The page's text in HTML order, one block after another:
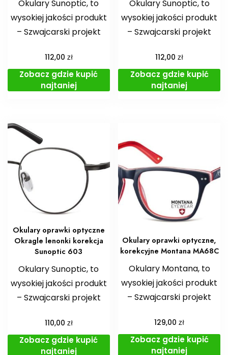
Okulary Sunoptic, to
wysokiej jakości produkt
– Szwajcarski projekt
112,00 zł
Zobacz gdzie kupić
najtaniej
Okulary Sunoptic, to
wysokiej jakości produkt
– Szwajcarski projekt
112,00zł
Zobacz gdzie kupić
najtaniej
Okulary oprawki optyczne
Okragle lenonki korekcja
Sunoptic 603
Okulary Sunoptic, to
wysokiej jakości produkt
– Szwajcarski projekt
110,00 zł
Zobacz gdzie kupić
najtaniej
Okulary oprawki optyczne,
korekcyjne Montana MA68C
Okulary Montana, to
wysokiej jakości produkt
– Szwajcarski projekt
129,00zł
Zobacz gdzie kupić
najtaniej